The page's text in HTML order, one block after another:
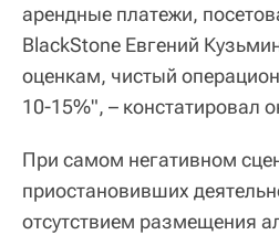
арендные платежи,
BlackStone Евгений
оценкам, чистый
10-15%", – констатировал
При самом негативном
приостановивших
отсутствием размещения